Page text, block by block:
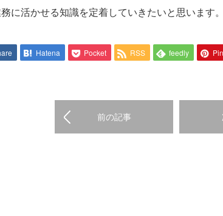
に活かせる知識を定着していきたいと思います。
Hatena Pocket RSS feedly
前の記事